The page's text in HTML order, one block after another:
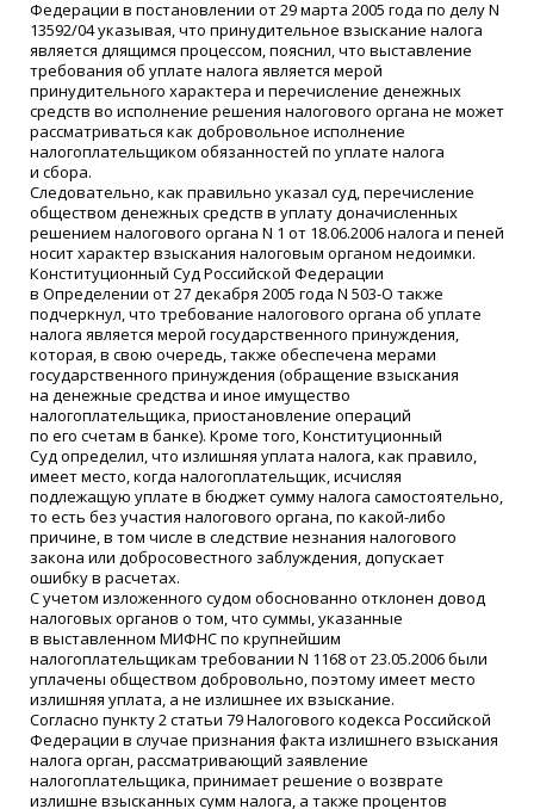
Федерации в постановлении от 29 марта 2005 года по делу N
13592/04 указывая, что принудительное взыскание налога
является длящимся процессом, пояснил, что выставление
требования об уплате налога является мерой
принудительного характера и перечисление денежных
средств во исполнение решения налогового органа не может
рассматриваться как добровольное исполнение
налогоплательщиком обязанностей по уплате налога
и сбора.
Следовательно, как правильно указал суд, перечисление
обществом денежных средств в уплату доначисленных
решением налогового органа N 1 от 18.06.2006 налога и пеней
носит характер взыскания налоговым органом недоимки.
Конституционный Суд Российской Федерации
в Определении от 27 декабря 2005 года N 503-О также
подчеркнул, что требование налогового органа об уплате
налога является мерой государственного принуждения,
которая, в свою очередь, также обеспечена мерами
государственного принуждения (обращение взыскания
на денежные средства и иное имущество
налогоплательщика, приостановление операций
по его счетам в банке). Кроме того, Конституционный
Суд определил, что излишняя уплата налога, как правило,
имеет место, когда налогоплательщик, исчисляя
подлежащую уплате в бюджет сумму налога самостоятельно,
то есть без участия налогового органа, по какой-либо
причине, в том числе в следствие незнания налогового
закона или добросовестного заблуждения, допускает
ошибку в расчетах.
С учетом изложенного судом обоснованно отклонен довод
налоговых органов о том, что суммы, указанные
в выставленном МИФНС по крупнейшим
налогоплательщикам требовании N 1168 от 23.05.2006 были
уплачены обществом добровольно, поэтому имеет место
излишняя уплата, а не излишнее их взыскание.
Согласно пункту 2 статьи 79 Налогового кодекса Российской
Федерации в случае признания факта излишнего взыскания
налога орган, рассматривающий заявление
налогоплательщика, принимает решение о возврате
излишне взысканных сумм налога, а также процентов